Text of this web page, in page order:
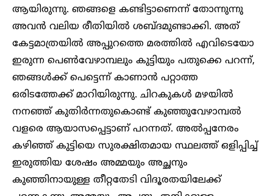
ആയിരുന്നു. ഞങ്ങളെ കണ്ടിട്ടാണെന്ന് തോന്നുന്നു
അവൻ വലിയ രീതിയിൽ ശബ്ദമുണ്ടാക്കി. അത്
കേട്ടമാത്രയിൽ അപ്പുറത്തെ മരത്തിൽ എവിടെയോ
ഇരുന്ന പെൺവേഴാമ്പലും കുട്ടിയും പതുക്കെ പറന്ന്,
ഞങ്ങൾക്ക് പെട്ടെന്ന് കാണാൻ പറ്റാത്ത
ഒരിടത്തേക്ക് മാറിയിരുന്നു. ചിറകുകൾ മഴയിൽ
നനഞ്ഞ് കുതിർന്നതുകൊണ്ട് കുഞ്ഞുവേഴാമ്പൽ
വളരെ ആയാസപ്പെട്ടാണ് പറന്നത്. അൽപ്പനേരം
കഴിഞ്ഞ് കുട്ടിയെ സുരക്ഷിതമായ സ്ഥലത്ത് ഒളിപ്പിച്ച്
ഇരുത്തിയ ശേഷം അമ്മയും അച്ഛനും
കുഞ്ഞിനായുള്ള തീറ്റതേടി വിദൂരതയിലേക്ക്